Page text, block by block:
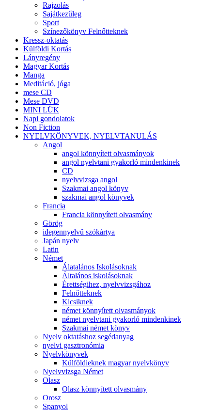
Rajzolás
Sajátkezűleg
Sport
Színezőkönyv Felnőtteknek
Kressz-oktatás
Külföldi Kortás
Lányregény
Magyar Kortás
Manga
Meditáció, jóga
mese CD
Mese DVD
MINI LÜK
Napi gondolatok
Non Fiction
NYELVKÖNYVEK, NYELVTANULÁS
Angol
angol könnyített olvasmányok
angol nyelvtani gyakorló mindenkinek
CD
nyelvvizsga angol
Szakmai angol könyv
szakmai angol könyvek
Francia
Francia könnyített olvasmány
Görög
idegennyelvű szókártya
Japán nyelv
Latin
Német
Álatalános Iskolásoknak
Általános iskolásoknak
Érettségihez, nyelvvizsgához
Felnőtteknek
Kicsiknek
német könnyített olvasmányok
német nyelvtani gyakorló mindenkinek
Szakmai német könyv
Nyelv oktatáshoz segédanyag
nyelvi gasztronómia
Nyelvkönyvek
Külföldieknek magyar nyelvkönyv
Nyelvvizsga Német
Olasz
Olasz könnyített olvasmány
Orosz
Spanyol